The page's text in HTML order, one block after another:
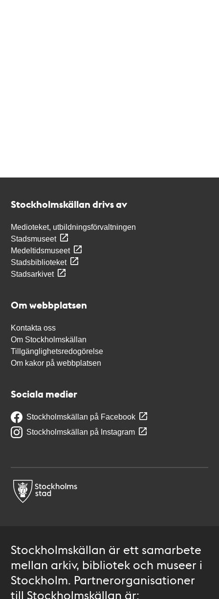
Stockholmskällan drivs av
Medioteket, utbildningsförvaltningen
Stadsmuseet
Medeltidsmuseet
Stadsbiblioteket
Stadsarkivet
Om webbplatsen
Kontakta oss
Om Stockholmskällan
Tillgänglighetsredogörelse
Om kakor på webbplatsen
Sociala medier
Stockholmskällan på Facebook
Stockholmskällan på Instagram
Stockholmskällan är ett samarbete
mellan arkiv, bibliotek och museer i
Stockholm. Partnerorganisationer
till Stockholmskällan är: